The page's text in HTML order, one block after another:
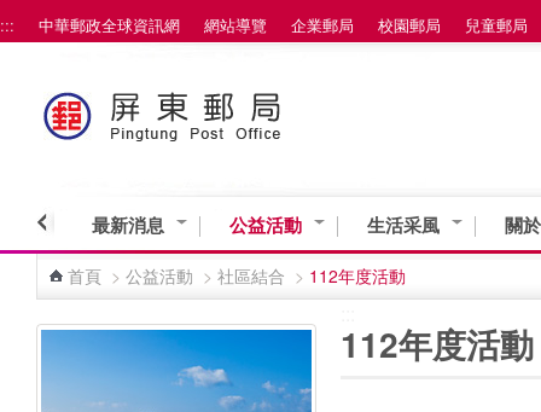
跳到主要內容區塊
::: 中華郵政全球資訊網 網站導覽 企業郵局 校園郵局 兒童郵局
最新消息 公益活動 生活采風 關
首頁 > 公益活動 > 社區結合 > 112年度活動
112年度活動